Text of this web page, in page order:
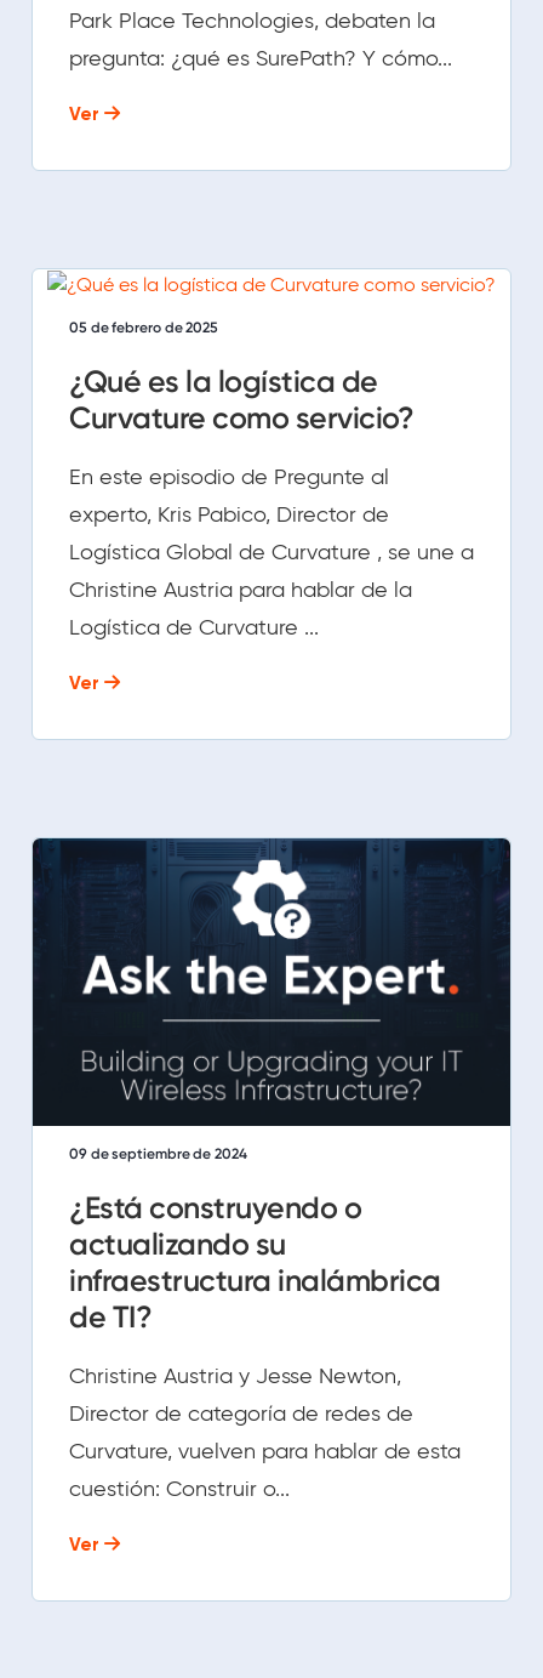
Park Place Technologies, debaten la
pregunta: ¿qué es SurePath? Y cómo...
Ver
05 de febrero de 2025
¿Qué es la logística de
Curvature como servicio?
En este episodio de Pregunte al
experto, Kris Pabico, Director de
Logística Global de Curvature , se une a
Christine Austria para hablar de la
Logística de Curvature ...
Ver
09 de septiembre de 2024
¿Está construyendo o
actualizando su
infraestructura inalámbrica
de TI?
Christine Austria y Jesse Newton,
Director de categoría de redes de
Curvature, vuelven para hablar de esta
cuestión: Construir o...
Ver